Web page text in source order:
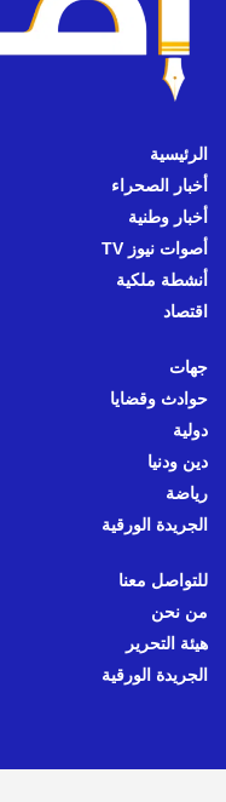
الرئيسية
أخبار الصحراء
أخبار وطنية
أصوات نيوز TV
أنشطة ملكية
اقتصاد
جهات
حوادث وقضايا
دولية
دين ودنيا
رياضة
الجريدة الورقية
للتواصل معنا
من نحن
هيئة التحرير
الجريدة الورقية